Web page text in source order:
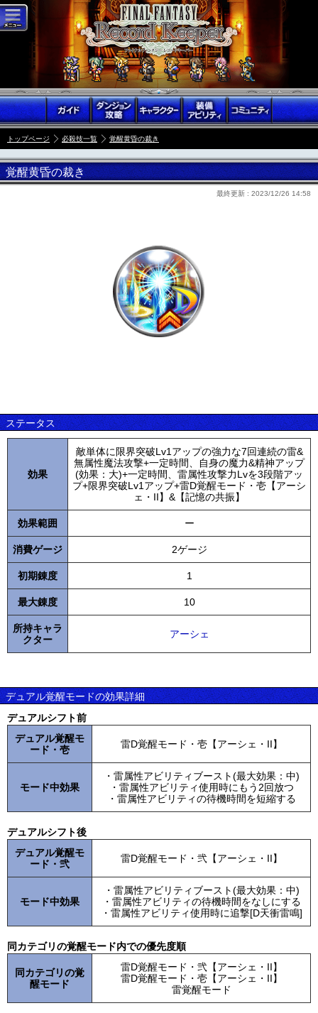
トップページ 必殺技一覧 覚醒黄昏の裁き
覚醒黄昏の裁き
最終更新 : 2023/12/26 14:58
ステータス
効果
敵単体に限界突破Lv1アップの強力な7回連続の雷&
無属性魔法攻撃+一定時間、自身の魔力&精神アップ
(効果：大)+一定時間、雷属性攻撃力Lvを3段階アッ
プ+限界突破Lv1アップ+雷D覚醒モード・壱【アーシ
ェ・II】&【記憶の共振】
効果範囲 ー
消費ゲージ 2ゲージ
初期錬度 1
最大錬度 10
所持キャラ
クター
アーシェ
デュアル覚醒モードの効果詳細
デュアルシフト前
デュアル覚醒モ
ード・壱
雷D覚醒モード・壱【アーシェ・II】
モード中効果
・雷属性アビリティブースト(最大効果：中)
・雷属性アビリティ使用時にもう2回放つ
・雷属性アビリティの待機時間を短縮する
デュアルシフト後
デュアル覚醒モ
ード・弐
雷D覚醒モード・弐【アーシェ・II】
モード中効果
・雷属性アビリティブースト(最大効果：中)
・雷属性アビリティの待機時間をなしにする
・雷属性アビリティ使用時に追撃[D天衝雷鳴]
同カテゴリの覚醒モード内での優先度順
同カテゴリの覚
醒モード
雷D覚醒モード・弐【アーシェ・II】
雷D覚醒モード・壱【アーシェ・II】
雷覚醒モード